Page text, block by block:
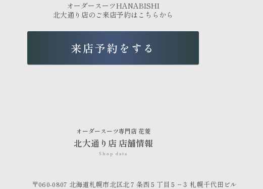
オーダースーツHANABISHI
北大通り店のご来店予約はこちらから
来店予約をする
オーダースーツ専門店 花菱
北大通り店 店舗情報
Shop data
〒060-0807 北海道札幌市北区北７条西５丁目５−３ 札幌千代田ビル